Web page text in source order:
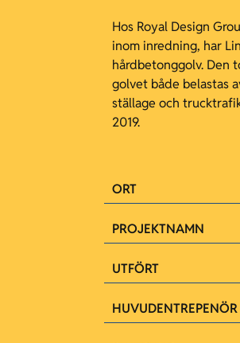
Hos Royal Design
inom inredning, har
hårdbetonggolv. Den
golvet både belastas
ställage och
2019.
ORT
PROJEKTNAMN
UTFÖRT
HUVUDENTREPENÖR